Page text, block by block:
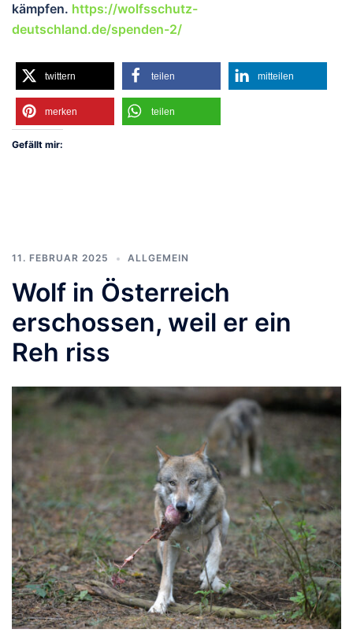
kämpfen. https://wolfsschutz-
deutschland.de/spenden-2/
twittern teilen mitteilen
merken teilen
Gefällt mir:
11. FEBRUAR 2025 ALLGEMEIN
Wolf in Österreich
erschossen, weil er ein
Reh riss